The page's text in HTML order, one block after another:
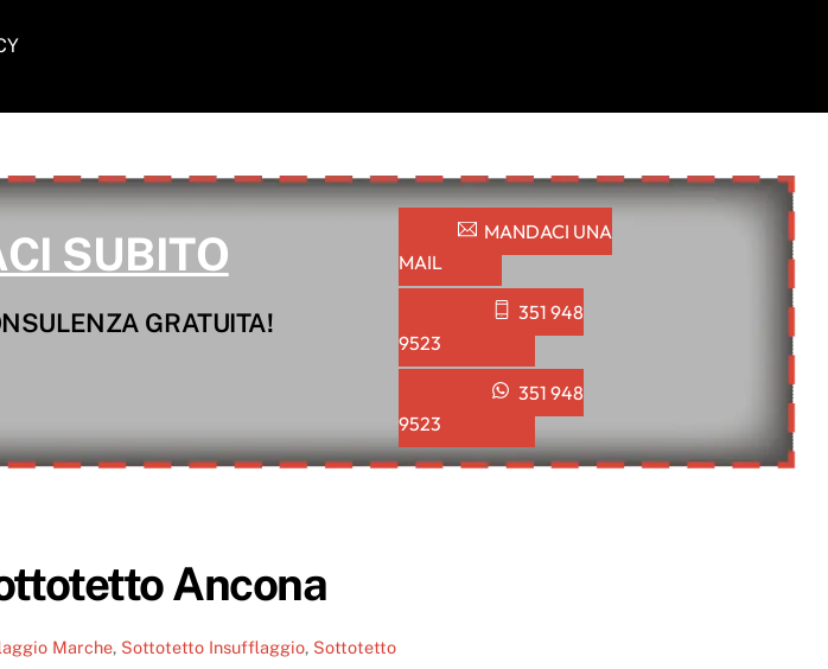
SUBITO
GRATUITA!
MANDACI UNA
MAIL
351 948
9523
351 948
9523
Ancona
Marche, Sottotetto Insufflaggio, Sottotetto